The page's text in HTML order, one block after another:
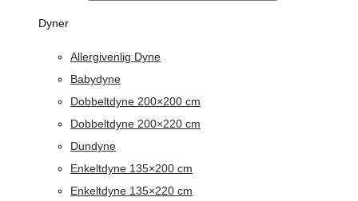
Dyner
Allergivenlig Dyne
Babydyne
Dobbeltdyne 200×200 cm
Dobbeltdyne 200×220 cm
Dundyne
Enkeltdyne 135×200 cm
Enkeltdyne 135×220 cm